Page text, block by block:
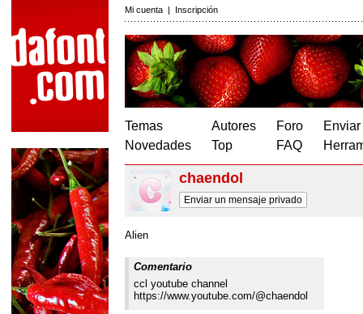
Mi cuenta | Inscripción
Temas
Novedades
Autores
Top
Foro
FAQ
chaendol
Enviar un mensaje privado
Alien
Comentario
ccl youtube channel
https://www.youtube.com/@chaendol